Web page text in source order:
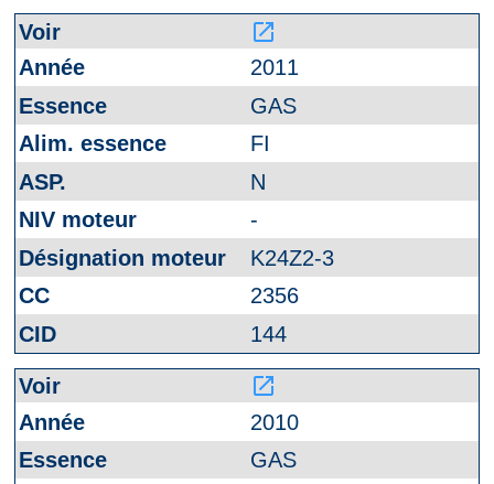
launch
2011
GAS
FI
N
-
K24Z2-3
2356
144
launch
2010
GAS